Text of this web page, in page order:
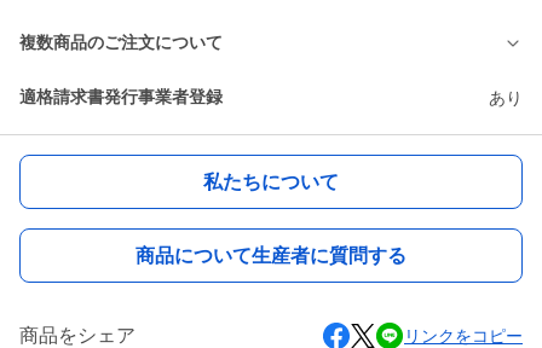
複数商品のご注文について
適格請求書発行事業者登録 あり
私たちについて
商品について生産者に質問する
商品をシェア リンクをコピー